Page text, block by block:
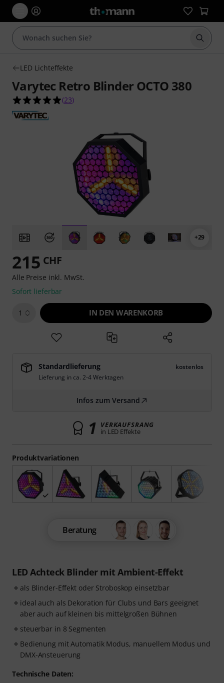
Suche
LED Lichteffekte
Varytec Retro Blinder OCTO 380
4.9 von 5 Sternen aus 23 Kundenbewertungen
(23)
+29
LED Achteck Blinder mit Ambient-Effekt
als Blinder-Effekt oder Stroboskop einsetzbar
ideal auch als Dekoration für Clubs und Bars geeignet
aber auch auf kleinen bis mittelgroßen Bühnen
steuerbar in 8 Segmenten
Bedienung mit Automatik Modus, manuellem Modus und
DMX-Ansteuerung
Technische Daten:
Produktvariationen
215 CHF
Alle Preise inkl. MwSt.
Sofort lieferbar
1 IN DEN WARENKORB
Standardlieferung
kostenlos
Lieferung in ca. 2-4 Werktagen
Infos zum Versand
1 VERKAUFSRANG
in LED Effekte
Beratung